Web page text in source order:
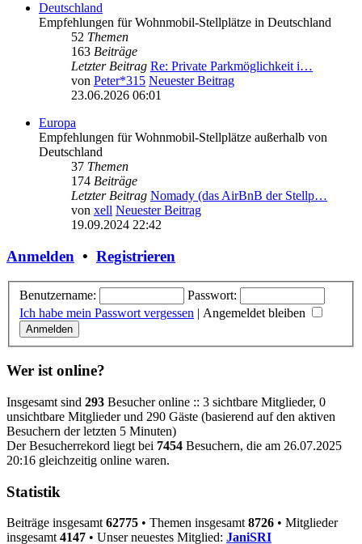
Deutschland
Empfehlungen für Wohnmobil-Stellplätze in Deutschland
52 Themen
163 Beiträge
Letzter Beitrag Re: Private Parkmöglichkeit i…
von Peter*315 Neuester Beitrag
23.06.2026 06:01
Europa
Empfehlungen für Wohnmobil-Stellplätze außerhalb von
Deutschland
37 Themen
174 Beiträge
Letzter Beitrag Nomady (das AirBnB der Stellp…
von xell Neuester Beitrag
19.09.2024 22:42
Anmelden • Registrieren
Benutzername:
Passwort:
Ich habe mein Passwort vergessen | Angemeldet bleiben
Wer ist online?
Insgesamt sind 293 Besucher online :: 3 sichtbare Mitglieder, 0
unsichtbare Mitglieder und 290 Gäste (basierend auf den aktiven
Besuchern der letzten 5 Minuten)
Der Besucherrekord liegt bei 7454 Besuchern, die am 26.07.2025
20:16 gleichzeitig online waren.
Statistik
Beiträge insgesamt 62775 • Themen insgesamt 8726 • Mitglieder
insgesamt 4147 • Unser neuestes Mitglied: JaniSRI